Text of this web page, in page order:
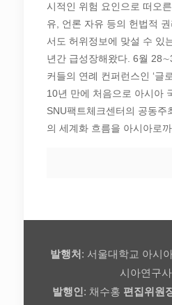
시적인 위험 요인으로 떠오
유, 언론 자유 등의 헌법적
서도 허위정보에 맞설 수 있
년간 급성장해왔다. 6월
커들의 연례 컨퍼런스인 ‘글
10년 만에 처음으로 아시아
SNU팩트체크센터의 공동주
의 세계화 흐름을 아시아로
발행처 : 서울대학교 아시
시아연구
발행인 : 채수홍 편집위원